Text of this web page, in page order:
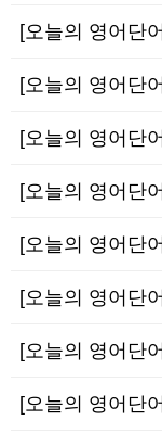
[오늘의 영어단
[오늘의 영어단
[오늘의 영어단
[오늘의 영어단어
[오늘의 영어단
[오늘의 영어단
[오늘의 영어단
[오늘의 영어단